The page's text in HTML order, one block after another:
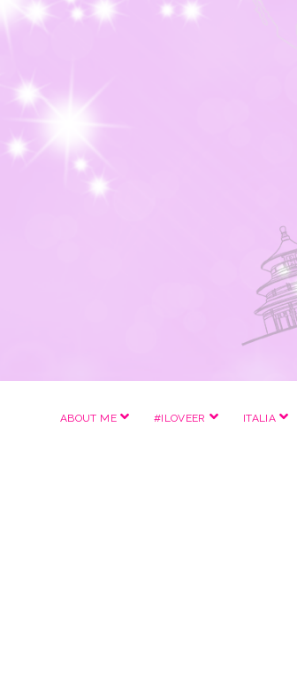
ABOUT ME apri
#ILOVEER apri
ITALIA apri